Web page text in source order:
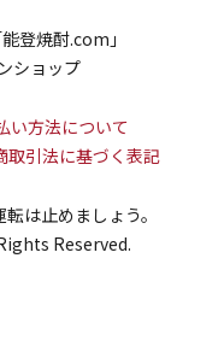
登焼酎.com」
ショップ
い方法について
取引法に基づく表記
は止めましょう。
Reserved.